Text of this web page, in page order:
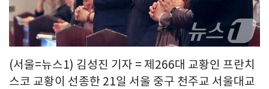
(서울=뉴스1) 김성진 기자 = 제266대 교황인 프란치
스코 교황이 선종한 21일 서울 중구 천주교 서울대교